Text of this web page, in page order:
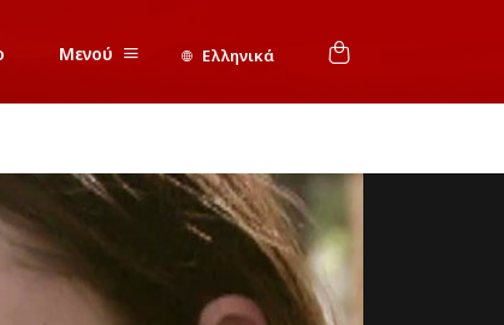
Μενού Ελληνικά